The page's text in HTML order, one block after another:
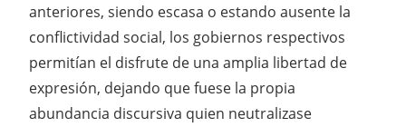
anteriores, siendo escasa o estando ausente la
conflictividad social, los gobiernos respectivos
permitían el disfrute de una amplia libertad de
expresión, dejando que fuese la propia
abundancia discursiva quien neutralizase